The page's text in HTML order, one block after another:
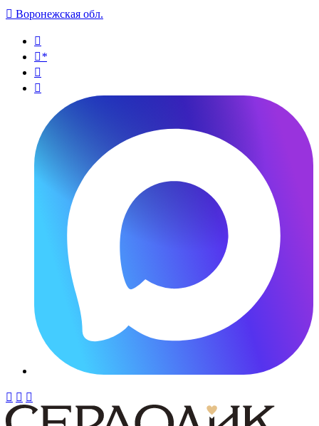
 Воронежская обл.

*


  